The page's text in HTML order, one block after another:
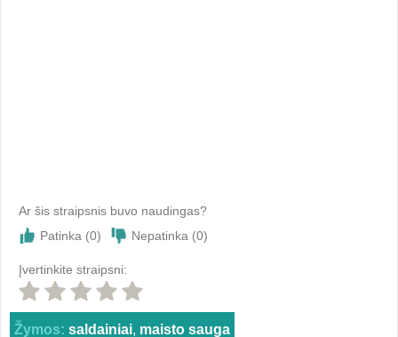
Ar šis straipsnis buvo naudingas?
Patinka (0) Nepatinka (0)
Įvertinkite straipsni:
Žymos: saldainiai, maisto sauga